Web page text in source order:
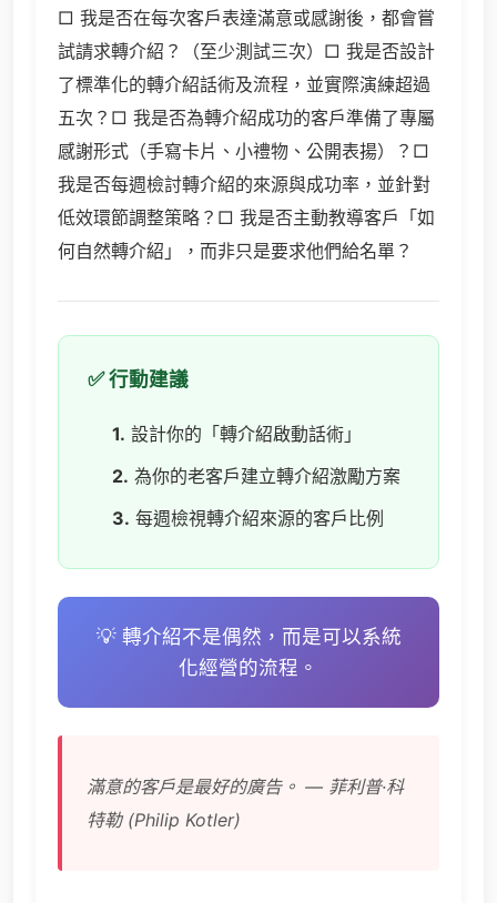
□ 我是否在每次客戶表達滿意或感謝後，都會嘗
試請求轉介紹？（至少測試三次）□ 我是否設計
了標準化的轉介紹話術及流程，並實際演練超過
五次？□ 我是否為轉介紹成功的客戶準備了專屬
感謝形式（手寫卡片、小禮物、公開表揚）？□
我是否每週檢討轉介紹的來源與成功率，並針對
低效環節調整策略？□ 我是否主動教導客戶「如
何自然轉介紹」，而非只是要求他們給名單？
✅ 行動建議
1. 設計你的「轉介紹啟動話術」
2. 為你的老客戶建立轉介紹激勵方案
3. 每週檢視轉介紹來源的客戶比例
💡 轉介紹不是偶然，而是可以系統
化經營的流程。
滿意的客戶是最好的廣告。 — 菲利普·科
特勒 (Philip Kotler)